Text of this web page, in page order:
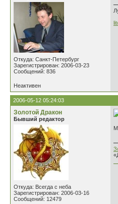
Откуда: Санкт-Петербург
Зарегистрирован: 2006-03-23
Сообщений: 836
Неактивен
2006-05-12 05:24:03
Золотой Дракон
Бывший редактор
Откуда: Всегда с неба
Зарегистрирован: 2006-03-16
Сообщений: 12479